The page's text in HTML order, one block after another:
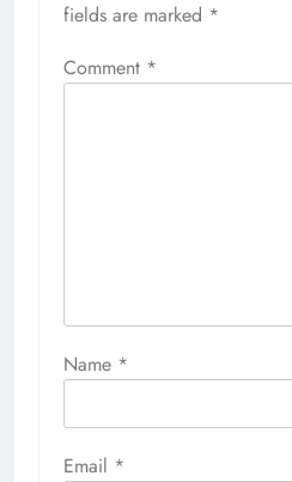
fields are marked *
Comment *
Name *
Email *